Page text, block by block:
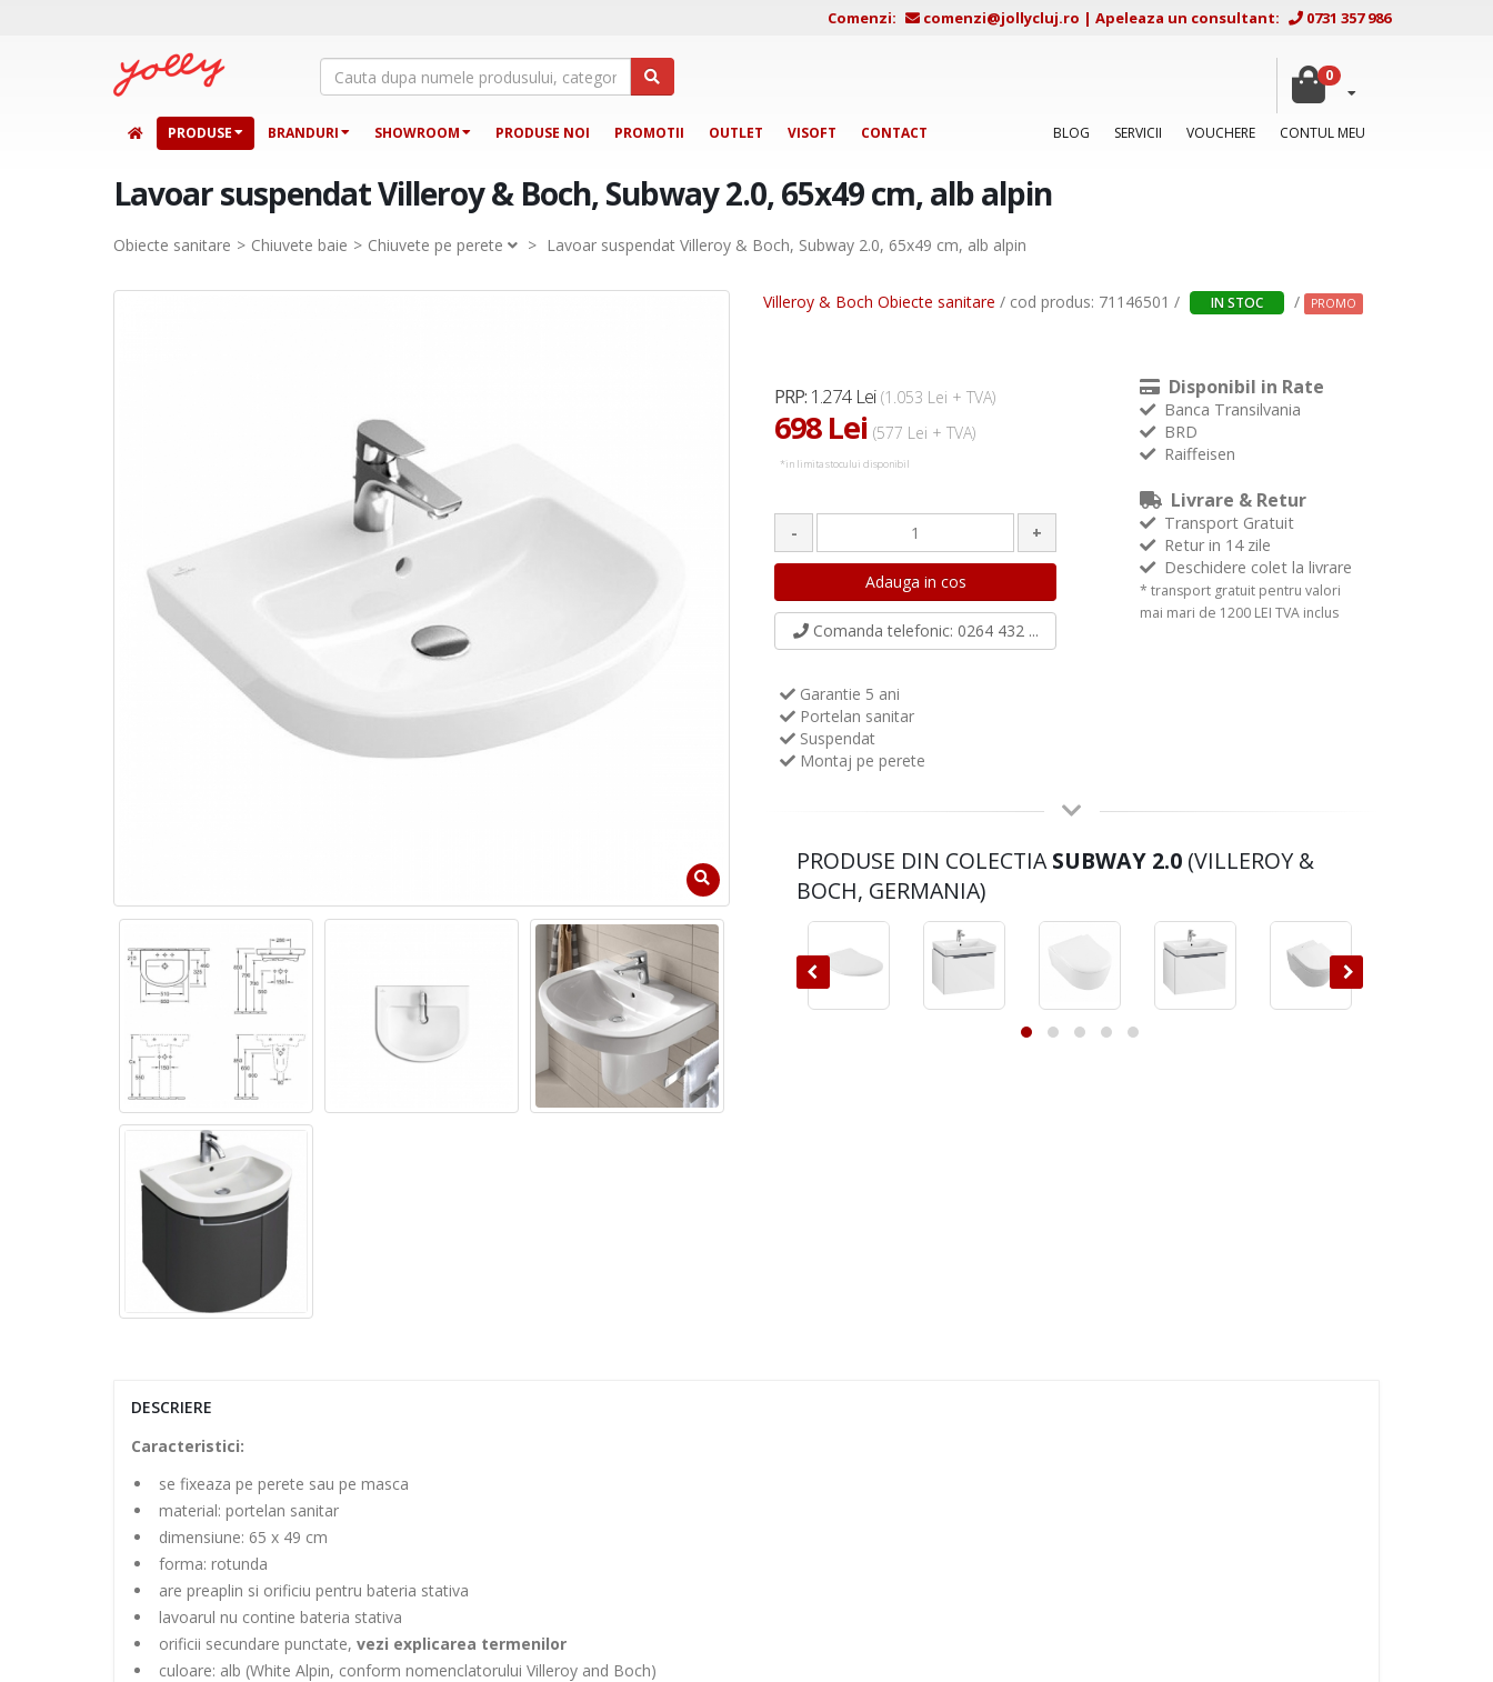
Comenzi: comenzi@jollycluj.ro | Apeleaza un consultant: 0731 357 986
0
PRODUSE BRANDURI SHOWROOM PRODUSE NOI PROMOTII OUTLET VISOFT CONTACT BLOG SERVICII VOUCHERE CONTUL MEU
Lavoar suspendat Villeroy & Boch, Subway 2.0, 65x49 cm, alb alpin
Obiecte sanitare Chiuvete baie Chiuvete pe perete > Lavoar suspendat Villeroy & Boch, Subway 2.0, 65x49 cm, alb alpin
Villeroy & Boch Obiecte sanitare / cod produs: 71146501 / IN STOC / PROMO
PRP: 1.274 Lei (1.053 Lei + TVA)
698 Lei (577 Lei + TVA)
*in limita stocului disponibil
- +
Comanda telefonic: 0264 432 ...
Garantie 5 ani
Portelan sanitar
Suspendat
Montaj pe perete
Disponibil in Rate
Banca Transilvania
BRD
Raiffeisen
Livrare & Retur
Transport Gratuit
Retur in 14 zile
Deschidere colet la livrare
* transport gratuit pentru valori
mai mari de 1200 LEI TVA inclus
PRODUSE DIN COLECTIASUBWAY 2.0 (VILLEROY &
BOCH, GERMANIA)
DESCRIERE
Caracteristici:
se fixeaza pe perete sau pe masca
material: portelan sanitar
dimensiune: 65 x 49 cm
forma: rotunda
are preaplin si orificiu pentru bateria stativa
lavoarul nu contine bateria stativa
orificii secundare punctate, vezi explicarea termenilor
culoare: alb (White Alpin, conform nomenclatorului Villeroy and Boch)